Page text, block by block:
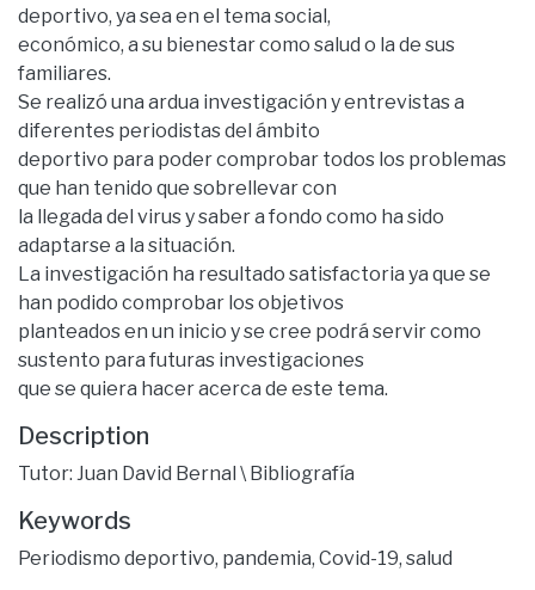
deportivo, ya sea en el tema social,
económico, a su bienestar como salud o la de sus
familiares.
Se realizó una ardua investigación y entrevistas a
diferentes periodistas del ámbito
deportivo para poder comprobar todos los problemas
que han tenido que sobrellevar con
la llegada del virus y saber a fondo como ha sido
adaptarse a la situación.
La investigación ha resultado satisfactoria ya que se
han podido comprobar los objetivos
planteados en un inicio y se cree podrá servir como
sustento para futuras investigaciones
que se quiera hacer acerca de este tema.
Description
Tutor: Juan David Bernal \ Bibliografía
Keywords
Periodismo deportivo, pandemia, Covid-19, salud